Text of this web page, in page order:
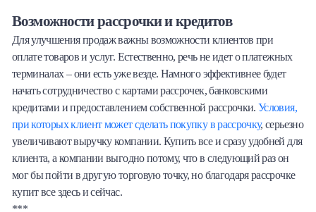
Возможности рассрочки и кредитов
Для улучшения продаж важны возможности клиентов при
оплате товаров и услуг. Естественно, речь не идет о платежных
терминалах – они есть уже везде. Намного эффективнее будет
начать сотрудничество с картами рассрочек, банковскими
кредитами и предоставлением собственной рассрочки.Условия,
при которых клиент может сделать покупку в рассрочку, серьезно
увеличивают выручку компании. Купить все и сразу удобней для
клиента, а компании выгодно потому, что в следующий раз он
мог бы пойти в другую торговую точку, но благодаря рассрочке
купит все здесь и сейчас.
***